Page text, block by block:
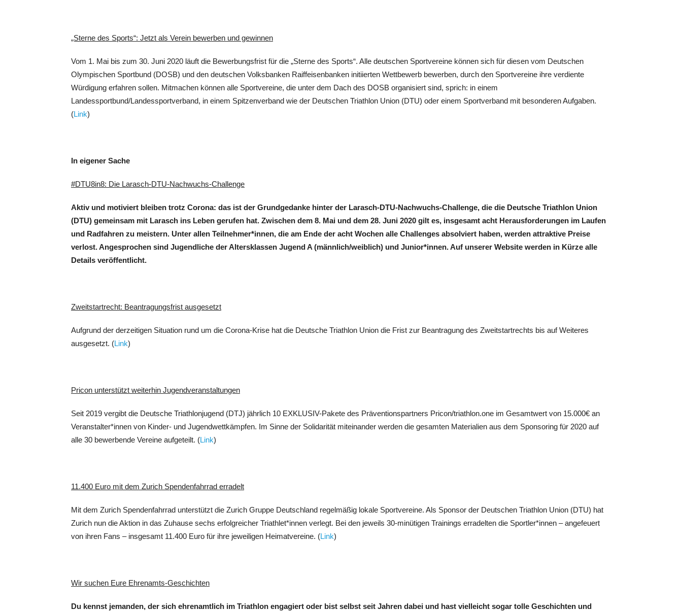
„Sterne des Sports“: Jetzt als Verein bewerben und gewinnen
Vom 1. Mai bis zum 30. Juni 2020 läuft die Bewerbungsfrist für die „Sterne des Sports“. Alle deutschen Sportvereine können sich für diesen vom Deutschen
Olympischen Sportbund (DOSB) und den deutschen Volksbanken Raiffeisenbanken initiierten Wettbewerb bewerben, durch den Sportvereine ihre verdiente
Würdigung erfahren sollen. Mitmachen können alle Sportvereine, die unter dem Dach des DOSB organisiert sind, sprich: in einem
Landessportbund/Landessportverband, in einem Spitzenverband wie der Deutschen Triathlon Union (DTU) oder einem Sportverband mit besonderen Aufgaben.
(Link)
In eigener Sache
#DTU8in8: Die Larasch-DTU-Nachwuchs-Challenge
Aktiv und motiviert bleiben trotz Corona: das ist der Grundgedanke hinter der Larasch-DTU-Nachwuchs-Challenge, die die Deutsche Triathlon Union
(DTU) gemeinsam mit Larasch ins Leben gerufen hat. Zwischen dem 8. Mai und dem 28. Juni 2020 gilt es, insgesamt acht Herausforderungen im Laufen
und Radfahren zu meistern. Unter allen Teilnehmer*innen, die am Ende der acht Wochen alle Challenges absolviert haben, werden attraktive Preise
verlost. Angesprochen sind Jugendliche der Altersklassen Jugend A (männlich/weiblich) und Junior*innen. Auf unserer Website werden in Kürze alle
Details veröffentlicht.
Zweitstartrecht: Beantragungsfrist ausgesetzt
Aufgrund der derzeitigen Situation rund um die Corona-Krise hat die Deutsche Triathlon Union die Frist zur Beantragung des Zweitstartrechts bis auf Weiteres
ausgesetzt. (Link)
Pricon unterstützt weiterhin Jugendveranstaltungen
Seit 2019 vergibt die Deutsche Triathlonjugend (DTJ) jährlich 10 EXKLUSIV-Pakete des Präventionspartners Pricon/triathlon.one im Gesamtwert von 15.000€ an
Veranstalter*innen von Kinder- und Jugendwettkämpfen. Im Sinne der Solidarität miteinander werden die gesamten Materialien aus dem Sponsoring für 2020 auf
alle 30 bewerbende Vereine aufgeteilt. (Link)
11.400 Euro mit dem Zurich Spendenfahrrad erradelt
Mit dem Zurich Spendenfahrrad unterstützt die Zurich Gruppe Deutschland regelmäßig lokale Sportvereine. Als Sponsor der Deutschen Triathlon Union (DTU) hat
Zurich nun die Aktion in das Zuhause sechs erfolgreicher Triathlet*innen verlegt. Bei den jeweils 30-minütigen Trainings erradelten die Sportler*innen – angefeuert
von ihren Fans – insgesamt 11.400 Euro für ihre jeweiligen Heimatvereine. (Link)
Wir suchen Eure Ehrenamts-Geschichten
Du kennst jemanden, der sich ehrenamtlich im Triathlon engagiert oder bist selbst seit Jahren dabei und hast vielleicht sogar tolle Geschichten und